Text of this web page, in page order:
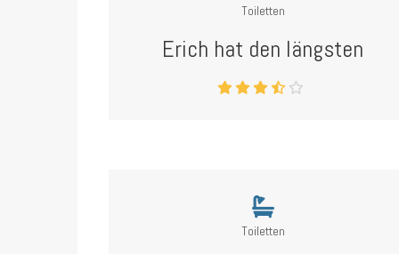
Toiletten
Erich hat den längsten
Toiletten